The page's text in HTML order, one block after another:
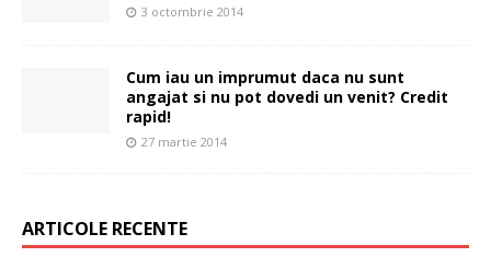
3 octombrie 2014
Cum iau un imprumut daca nu sunt
angajat si nu pot dovedi un venit? Credit
rapid!
27 martie 2014
ARTICOLE RECENTE